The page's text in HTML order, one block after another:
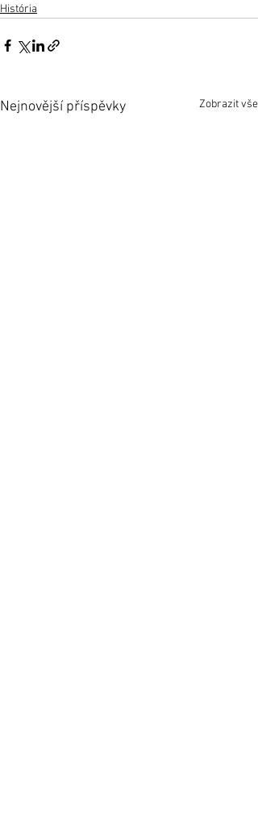
História
Nejnovější příspěvky Zobrazit vše